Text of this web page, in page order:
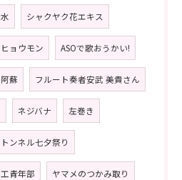
シャクヤク花エキス
ョウモン ASOで歌おうかい!
蘇 フルート奏者安武 美貴さん
ネジバナ 左巻き
ンネル七夕祭り
青年部 ヤマメのつかみ取り